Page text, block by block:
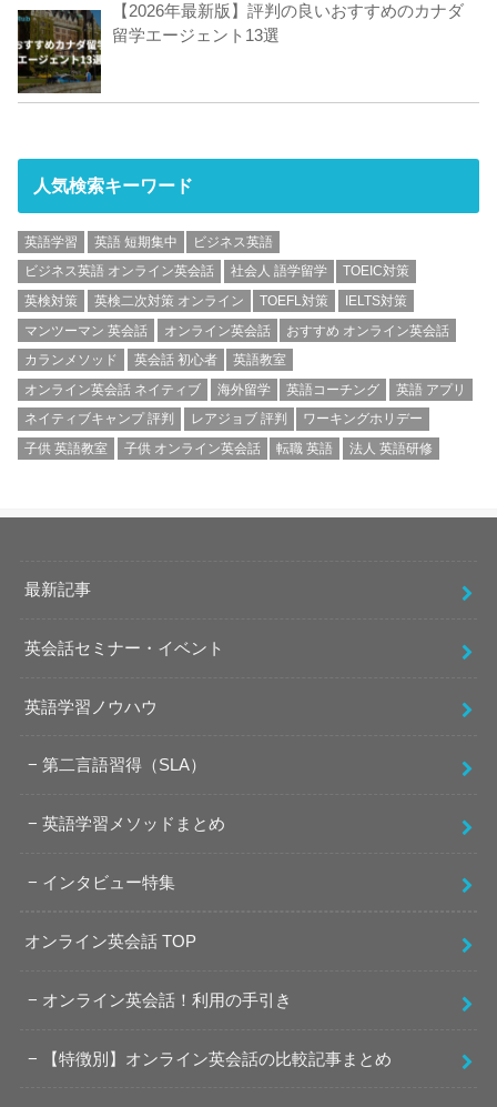
【2026年最新版】評判の良いおすすめのカナダ
留学エージェント13選
人気検索キーワード
英語学習 英語 短期集中
ビジネス英語
ビジネス英語 オンライン英会話
社会人 語学留学
TOEIC対策
英検対策
英検二次対策 オンライン TOEFL対策
IELTS対策
マンツーマン 英会話
オンライン英会話
おすすめ オンライン英会話
カランメソッド
英会話 初心者
英語教室
オンライン英会話 ネイティブ
海外留学 英語コーチング
英語 アプリ
ネイティブキャンプ 評判
レアジョブ 評判
ワーキングホリデー
子供 英語教室
子供 オンライン英会話 転職 英語 法人 英語研修
最新記事
英会話セミナー・イベント
英語学習ノウハウ
第二言語習得（SLA）
英語学習メソッドまとめ
インタビュー特集
オンライン英会話 TOP
オンライン英会話！利用の手引き
【特徴別】オンライン英会話の比較記事まとめ